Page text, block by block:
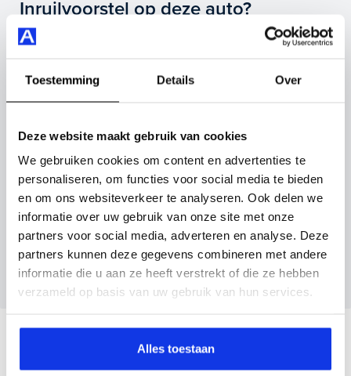
Toestemming Details Over
Deze website maakt gebruik van cookies
We gebruiken cookies om content en advertenties te
personaliseren, om functies voor social media te bieden
en om ons websiteverkeer te analyseren. Ook delen we
informatie over uw gebruik van onze site met onze
partners voor social media, adverteren en analyse. Deze
partners kunnen deze gegevens combineren met andere
informatie die u aan ze heeft verstrekt of die ze hebben
verzameld op basis van uw gebruik van hun services.
Alles toestaan
elektrisch glazen panorama-dak en nog veel meer.
Volkswagen Golf ook bij ons financieren of leasen.
direct online.
Inruilvoorstel op deze auto?
Vul hier je gegevens in en vergeet niet foto's van je
Inruilvoorstel aanvragen
Wanneer je foto’s meestuurt ontvang je op
maandag tot en met vrijdag binnen enkele uren
een voorstel.
Veelgestelde vragen